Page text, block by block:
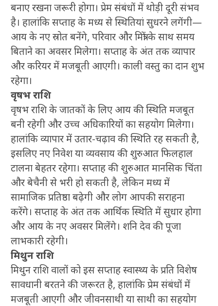
बनाए रखना जरूरी होगा। प्रेम संबंधों में थोड़ी दूरी संभव
है। हालांकि सप्ताह के मध्य से स्थितियां सुधरने लगेंगी—
आय के नए स्रोत बनेंगे, परिवार और मित्रों के साथ समय
बिताने का अवसर मिलेगा। सप्ताह के अंत तक व्यापार
और करियर में मजबूती आएगी। काली वस्तु का दान शुभ
रहेगा।
वृषभ राशि
वृषभ राशि के जातकों के लिए आय की स्थिति मजबूत
बनी रहेगी और उच्च अधिकारियों का सहयोग मिलेगा।
हालांकि व्यापार में उतार-चढ़ाव की स्थिति रह सकती है,
इसलिए नए निवेश या व्यवसाय की शुरुआत फिलहाल
टालना बेहतर रहेगा। सप्ताह की शुरुआत मानसिक चिंता
और बेचैनी से भरी हो सकती है, लेकिन मध्य में
सामाजिक प्रतिष्ठा बढ़ेगी और लोग आपकी सराहना
करेंगे। सप्ताह के अंत तक आर्थिक स्थिति में सुधार होगा
और आय के नए अवसर मिलेंगे। शनि देव की पूजा
लाभकारी रहेगी।
मिथुन राशि
मिथुन राशि वालों को इस सप्ताह स्वास्थ्य के प्रति विशेष
सावधानी बरतने की जरूरत है, हालांकि प्रेम संबंधों में
मजबूती आएगी और जीवनसाथी या साथी का सहयोग